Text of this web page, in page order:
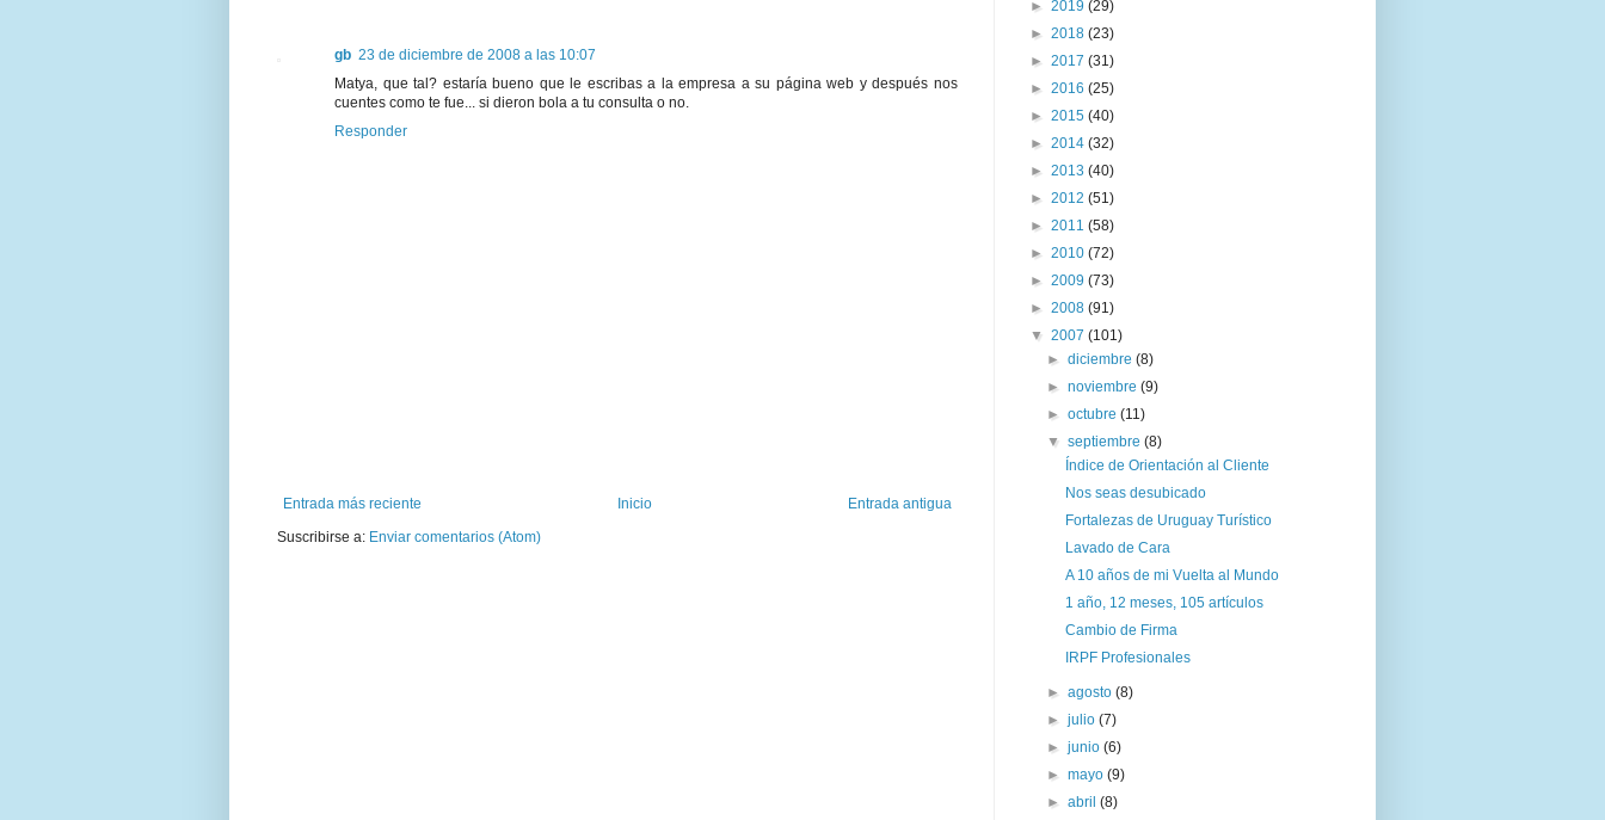
gb 23 de diciembre de 2008 a las 10:07
Matya, que tal? estaría bueno que le escribas a la empresa a su página web y después nos
cuentes como te fue... si dieron bola a tu consulta o no.
Responder
Entrada más reciente Entrada antigua
Inicio
Suscribirse a: Enviar comentarios (Atom)
► 2019 (29)
► 2018 (23)
► 2017 (31)
► 2016 (25)
► 2015 (40)
► 2014 (32)
► 2013 (40)
► 2012 (51)
► 2011 (58)
► 2010 (72)
► 2009 (73)
► 2008 (91)
▼ 2007 (101)
►diciembre(8)
►noviembre(9)
►octubre(11)
▼septiembre(8)
Índice de Orientación al Cliente
Nos seas desubicado
Fortalezas de Uruguay Turístico
Lavado de Cara
A 10 años de mi Vuelta al Mundo
1 año, 12 meses, 105 artículos
Cambio de Firma
IRPF Profesionales
►agosto(8)
►julio(7)
►junio(6)
►mayo(9)
►abril(8)